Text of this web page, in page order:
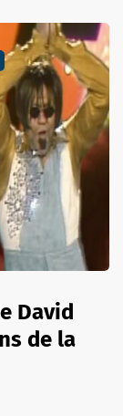
David
de la